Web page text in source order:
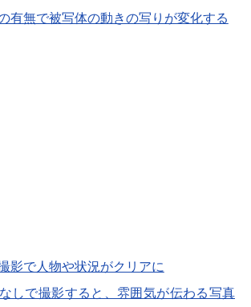
有無で被写体の動きの写りが変化する
影で人物や状況がクリアに
しで撮影すると、雰囲気が伝わる写真